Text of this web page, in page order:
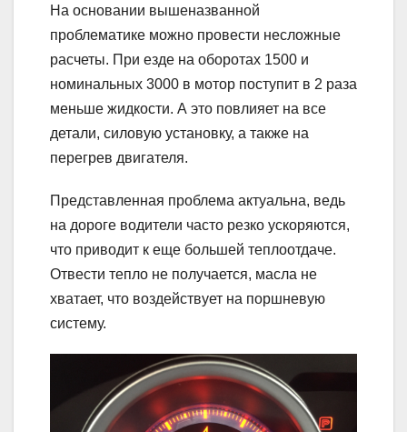
На основании вышеназванной
проблематике можно провести несложные
расчеты. При езде на оборотах 1500 и
номинальных 3000 в мотор поступит в 2 раза
меньше жидкости. А это повлияет на все
детали, силовую установку, а также на
перегрев двигателя.
Представленная проблема актуальна, ведь
на дороге водители часто резко ускоряются,
что приводит к еще большей теплоотдаче.
Отвести тепло не получается, масла не
хватает, что воздействует на поршневую
систему.